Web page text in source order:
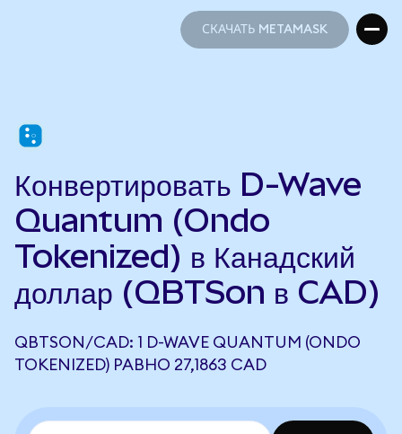
СКАЧАТЬ METAMASK
Конвертировать D-Wave
Quantum (Ondo
Tokenized) в Канадский
доллар (QBTSon в CAD)
QBTSON/CAD: 1 D-WAVE QUANTUM (ONDO
TOKENIZED) РАВНО 27,1863 CAD